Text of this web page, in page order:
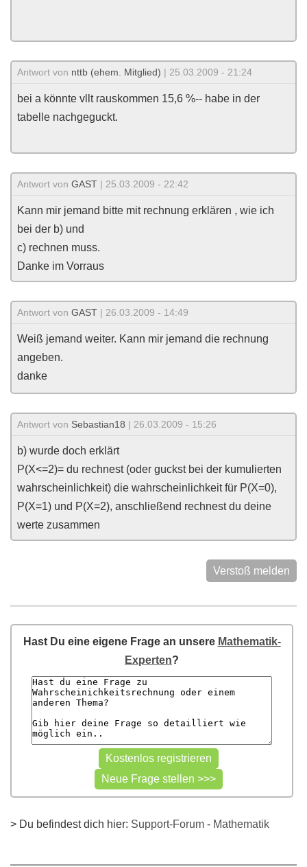
Antwort von nttb (ehem. Mitglied) | 25.03.2009 - 21:24
bei a könnte vllt rauskommen 15,6 %-- habe in der
tabelle nachgeguckt.
Antwort von GAST | 25.03.2009 - 22:42
Kann mir jemand bitte mit rechnung erklären , wie ich
bei der b) und
c) rechnen muss.
Danke im Vorraus
Antwort von GAST | 26.03.2009 - 14:49
Weiß jemand weiter. Kann mir jemand die rechnung
angeben.
danke
Antwort von Sebastian18 | 26.03.2009 - 15:26
b) wurde doch erklärt
P(X<=2)= du rechnest (oder guckst bei der kumulierten
wahrscheinlichkeit) die wahrscheinlichkeit für P(X=0),
P(X=1) und P(X=2), anschließend rechnest du deine
werte zusammen
Verstoß melden
Hast Du eine eigene Frage an unsere Mathematik-
Experten?
> Du befindest dich hier: Support-Forum - Mathematik